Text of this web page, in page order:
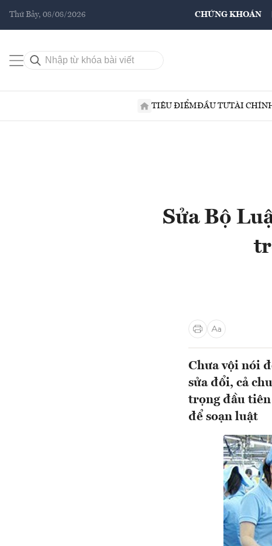
Thứ Bảy, 08/08/2026 CHỨNG KHOÁN
TIÊU ĐIỂMĐẦU TƯTÀI
Sửa Bộ
Chưa vội nói
sửa đổi, cả
trọng đầu
để soạn luật